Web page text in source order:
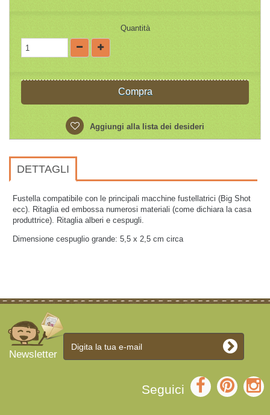
Quantità
Compra
Aggiungi alla lista dei desideri
DETTAGLI
Fustella compatibile con le principali macchine fustellatrici (Big Shot
ecc). Ritaglia ed embossa numerosi materiali (come dichiara la casa
produttrice). Ritaglia alberi e cespugli.
Dimensione cespuglio grande: 5,5 x 2,5 cm circa
Newsletter
Seguici